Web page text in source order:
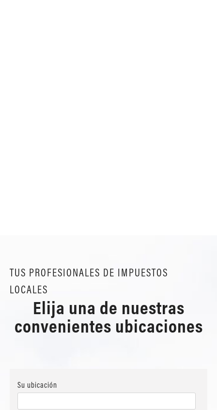
TUS PROFESIONALES DE IMPUESTOS
LOCALES
Elija una de nuestras
convenientes ubicaciones
Su ubicación